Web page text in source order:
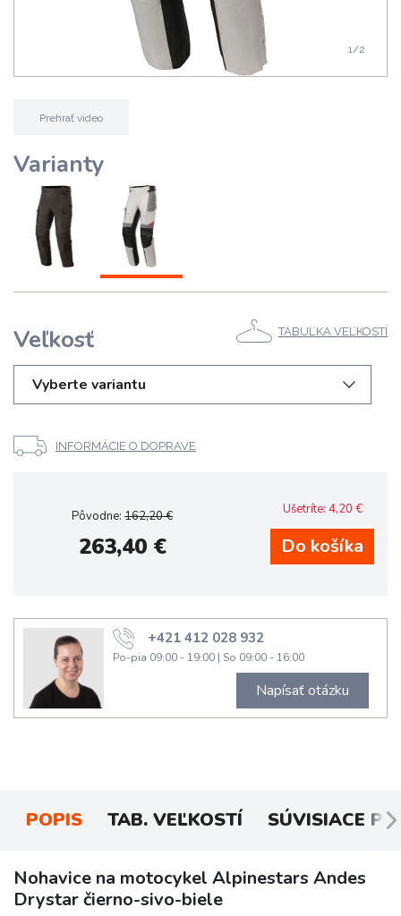
1/2
Prehrať video
Varianty
Veľkosť TABUĽKA VEĽKOSTÍ
Vyberte variantu
INFORMÁCIE O DOPRAVE
Pôvodne:162,20€
263,40€
Ušetríte: 4,20 €
+421 412 028 932
Po-pia 09:00 - 19:00 | So 09:00 - 16:00
Napísať otázku
POPIS TAB. VEĽKOSTÍ SÚVISIACE
Nohavice na motocykel Alpinestars Andes
Drystar čierno-sivo-biele